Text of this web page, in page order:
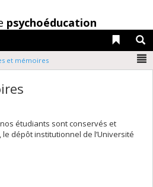
psychoéducation
Liens
et mémoires
étudiants sont conservés et
, le dépôt institutionnel de l’Université